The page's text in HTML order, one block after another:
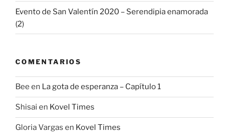
Evento de San Valentín 2020 – Serendipia enamorada
(2)
COMENTARIOS
Bee en La gota de esperanza – Capítulo 1
Shisai en Kovel Times
Gloria Vargas en Kovel Times